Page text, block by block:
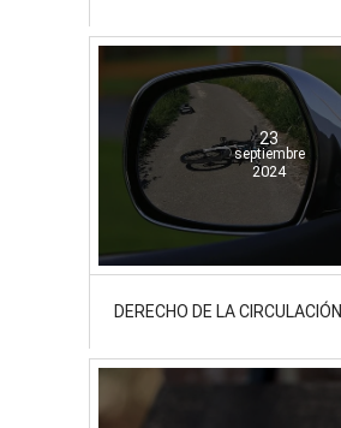
23
septiembre
2024
DERECHO DE LA CIRCULACIÓN